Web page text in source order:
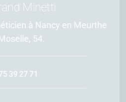
Minetti
à Nancy en Meurthe
54.
39 27 71